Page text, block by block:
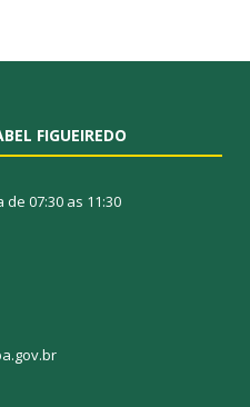
FIGUEIREDO
07:30 as 11:30